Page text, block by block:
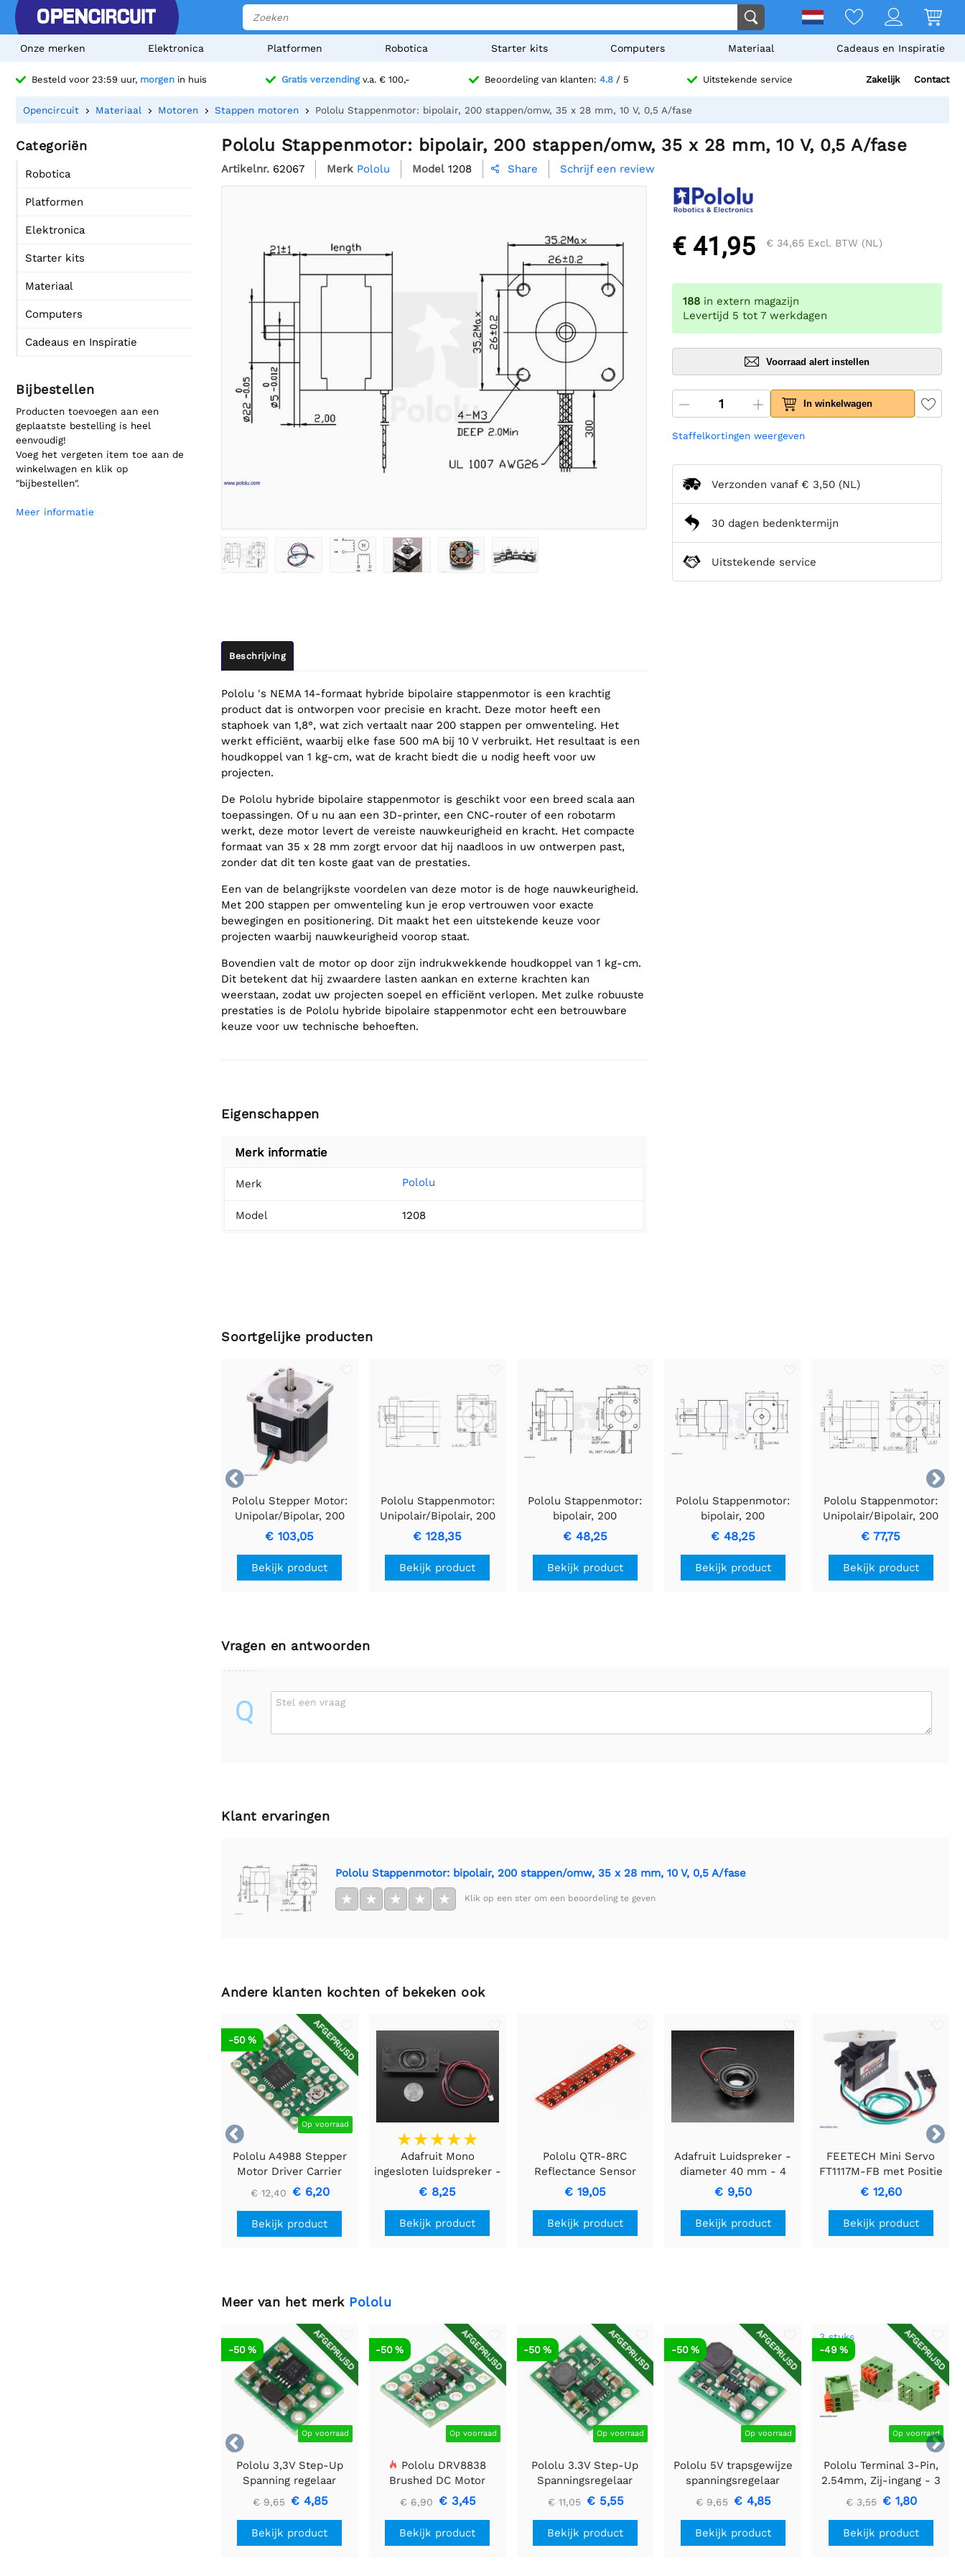
Onze merken Elektronica Platformen Robotica Starter kits Computers Materiaal Cadeaus en Inspiratie
Besteld voor 23:59 uur, morgen in huis Gratis verzendingv.a. € 100,- Beoordeling van klanten: 4.8/ 5 Uitstekende service Zakelijk Contact
Opencircuit Materiaal Motoren Stappen motoren Pololu Stappenmotor: bipolair, 200 stappen/omw, 35 x 28 mm, 10 V, 0,5 A/fase
Categoriën
Robotica
Platformen
Elektronica
Starter kits
Materiaal
Computers
Cadeaus en Inspiratie
Bijbestellen
Producten toevoegen aan een
geplaatste bestelling is heel
eenvoudig!
Voeg het vergeten item toe aan de
winkelwagen en klik op
"bijbestellen".
Meer informatie
Pololu Stappenmotor: bipolair, 200 stappen/omw, 35 x 28 mm, 10 V, 0,5 A/fase
Artikelnr. 62067 Merk Pololu Model 1208  Share Schrijf een review
Beschrijving
Pololu 's NEMA 14-formaat hybride bipolaire stappenmotor is een krachtig
product dat is ontworpen voor precisie en kracht. Deze motor heeft een
staphoek van 1,8°, wat zich vertaalt naar 200 stappen per omwenteling. Het
werkt efficiënt, waarbij elke fase 500 mA bij 10 V verbruikt. Het resultaat is een
houdkoppel van 1 kg-cm, wat de kracht biedt die u nodig heeft voor uw
projecten.
De Pololu hybride bipolaire stappenmotor is geschikt voor een breed scala aan
toepassingen. Of u nu aan een 3D-printer, een CNC-router of een robotarm
werkt, deze motor levert de vereiste nauwkeurigheid en kracht. Het compacte
formaat van 35 x 28 mm zorgt ervoor dat hij naadloos in uw ontwerpen past,
zonder dat dit ten koste gaat van de prestaties.
Een van de belangrijkste voordelen van deze motor is de hoge nauwkeurigheid.
Met 200 stappen per omwenteling kun je erop vertrouwen voor exacte
bewegingen en positionering. Dit maakt het een uitstekende keuze voor
projecten waarbij nauwkeurigheid voorop staat.
Bovendien valt de motor op door zijn indrukwekkende houdkoppel van 1 kg-cm.
Dit betekent dat hij zwaardere lasten aankan en externe krachten kan
weerstaan, zodat uw projecten soepel en efficiënt verlopen. Met zulke robuuste
prestaties is de Pololu hybride bipolaire stappenmotor echt een betrouwbare
keuze voor uw technische behoeften.
Eigenschappen
Merk informatie
Merk Pololu
Model 1208
€ 41,95 € 34,65 Excl. BTW (NL)
188 in extern magazijn
Levertijd 5 tot 7 werkdagen
Voorraad alert instellen
In winkelwagen
Staffelkortingen weergeven
Verzonden vanaf € 3,50 (NL)
30 dagen bedenktermijn
Uitstekende service
Soortgelijke producten


Pololu Stepper Motor:
Unipolar/Bipolar, 200
Steps/Rev, 57×56mm,
3.6V, 2 A/Phase
€ 103,05
Bekijk product
Pololu Stappenmotor:
Unipolair/Bipolair, 200
stappen/omw, 57 x 76
mm, 4,5 V, 2 A/fase
€ 128,35
Bekijk product
Pololu Stappenmotor:
bipolair, 200
stappen/omw, 35 x 36
mm, 2,7 V, 1 A/fase
€ 48,25
Bekijk product
Pololu Stappenmotor:
bipolair, 200
stappen/omw, 42 x 38
mm, 2,8 V, 1,7 A/fase
€ 48,25
Bekijk product
Pololu Stappenmotor:
Unipolair/Bipolair, 200
stappen/omw, 57 x 41
mm, 5,7 V, 1 A/fase
€ 77,75
Bekijk product
Vragen en antwoorden
Q Stel een vraag
Klant ervaringen
Pololu Stappenmotor: bipolair, 200 stappen/omw, 35 x 28 mm, 10 V, 0,5 A/fase
★ ★ ★ ★ ★ Klik op een ster om een beoordeling te geven
Andere klanten kochten of bekeken ook


AFGEPRIJSD
Op voorraad
-50 %
Pololu A4988 Stepper
Motor Driver Carrier
€ 12,40 € 6,20
Bekijk product
Adafruit Mono
ingesloten luidspreker -
3W 4 Ohm
€ 8,25
Bekijk product
Pololu QTR-8RC
Reflectance Sensor
Array
€ 19,05
Bekijk product
Adafruit Luidspreker -
diameter 40 mm - 4
ohm 3 watt
€ 9,50
Bekijk product
FEETECH Mini Servo
FT1117M-FB met Positie
Feedback
€ 12,60
Bekijk product
Meer van het merk Pololu


AFGEPRIJSD
Op voorraad
-50 %
Pololu 3,3V Step-Up
Spanning regelaar
U1V10F3
€ 9,65 € 4,85
Bekijk product
AFGEPRIJSD
Op voorraad
-50 %
Pololu DRV8838
Brushed DC Motor
Driver
€ 6,90 € 3,45
Bekijk product
AFGEPRIJSD
Op voorraad
-50 %
Pololu 3.3V Step-Up
Spanningsregelaar
U1V11F3
€ 11,05 € 5,55
Bekijk product
AFGEPRIJSD
Op voorraad
-50 %
Pololu 5V trapsgewijze
spanningsregelaar
U3V16F5
€ 9,65 € 4,85
Bekijk product
AFGEPRIJSD
3 stuks
Op voorraad
-49 %
Pololu Terminal 3-Pin,
2.54mm, Zij-ingang - 3
stuks
€ 3,55 € 1,80
Bekijk product